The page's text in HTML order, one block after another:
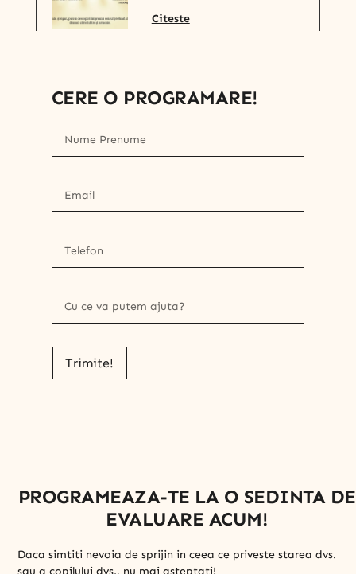
Citeste
CERE O PROGRAMARE!
Trimite!
PROGRAMEAZA-TE LA O SEDINTA DE
EVALUARE ACUM!
Daca simtiti nevoia de sprijin in ceea ce priveste starea dvs.